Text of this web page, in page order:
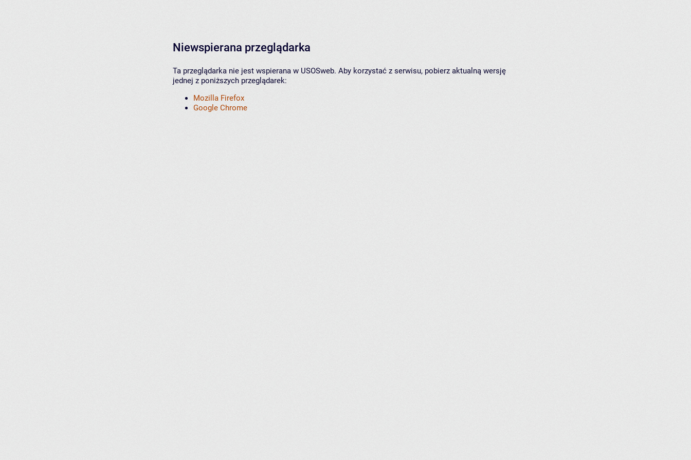
Niewspierana przeglądarka
Ta przeglądarka nie jest wspierana w USOSweb. Aby korzystać z serwisu, pobierz aktualną wersję
jednej z poniższych przeglądarek:
Mozilla Firefox
Google Chrome